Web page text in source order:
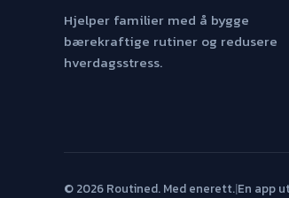
Hjelper familier med å bygge
bærekraftige rutiner og redusere
hverdagsstress.
© 2026 Routined. Med enerett.|En app